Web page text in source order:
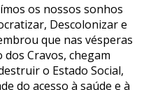
os nossos sonhos
Descolonizar e
que nas vésperas
dos Cravos, chegam
o Estado Social,
do acesso à saúde e à